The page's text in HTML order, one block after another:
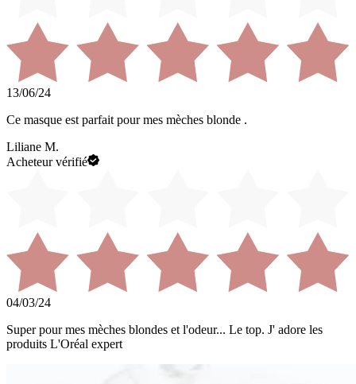
13/06/24
Ce masque est parfait pour mes mèches blonde .
Liliane M.
Acheteur vérifié
04/03/24
Super pour mes mèches blondes et l'odeur... Le top. J' adore les
produits L'Oréal expert